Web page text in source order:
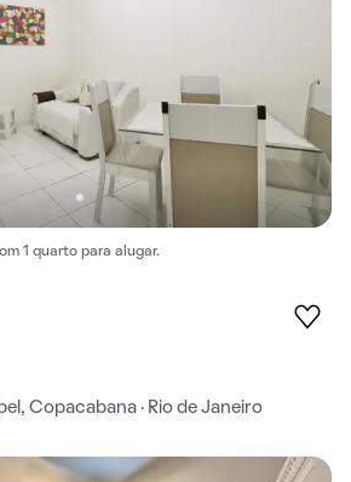
1 quarto para alugar.
Copacabana · Rio de Janeiro